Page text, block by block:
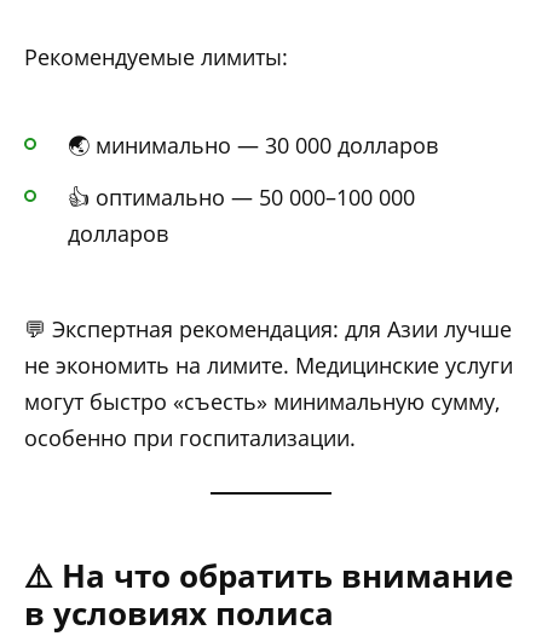
Рекомендуемые лимиты:
🌏 минимально — 30 000 долларов
👍 оптимально — 50 000–100 000
долларов
💬 Экспертная рекомендация: для Азии лучше
не экономить на лимите. Медицинские услуги
могут быстро «съесть» минимальную сумму,
особенно при госпитализации.
⚠️ На что обратить внимание
в условиях полиса